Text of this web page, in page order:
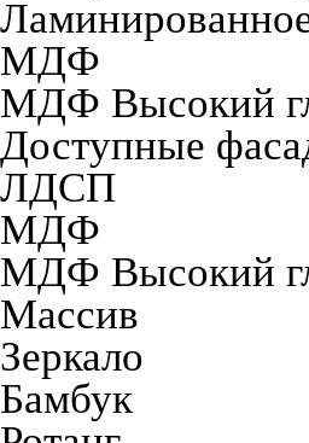
МДФ
МДФ Высокий
Доступные
ЛДСП
МДФ
МДФ Высокий
Массив
Зеркало
Бамбук